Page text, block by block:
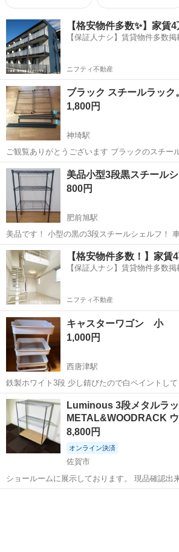
【格安物件多数✨】家賃
【保証人ナシ】賃貸物件多数掲
ニフティ不動産
ブラック スチールラック
1,800円
神埼駅
ご観覧ありがとうございます ブラックのスチールラック ジャンク扱
い。 部品取りにいかがですか。 幅45、長さ60
足らない 部品があると思います。現状 渡しになります。
度の値引き交渉 いた...
佐賀 神埼市 神埼駅 収納家具
美品小型3段黒スチール
800円
肥前旭駅
美品です！ 小型の黒の3段スチールシェルフ！
ます！ サイズ 奥行き34センチ 横幅58センチ
佐賀 三養基郡 肥前旭駅 収納家具
【格安物件多数！】家賃
【保証人ナシ】賃貸物件多数掲
ニフティ不動産
キャスターワゴン 小
1,000円
西唐津駅
鉄製ホワイト3段 少し錆びたので白ペイントし
さ参考
佐賀 唐津市 収納家具
Luminous 3段メタルラ
METAL&WOODRACK
8,800円
オンライン決済
佐賀市
ショールームに展示しております。 現品確認出
頂いて構いません。 （事前にお問合せ下さい。